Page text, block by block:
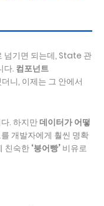
넘기면 되는데, State 관
다. 컴포넌트
니, 이제는 그 안에서
. 하지만데이터가 어떻
개발자에게 훨씬 명확
친숙한 ‘붕어빵’ 비유로